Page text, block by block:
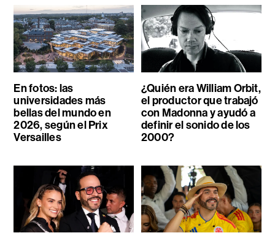
En fotos: las
universidades más
bellas del mundo en
2026, según el Prix
Versailles
¿Quién era William Orbit,
el productor que trabajó
con Madonna y ayudó a
definir el sonido de los
2000?